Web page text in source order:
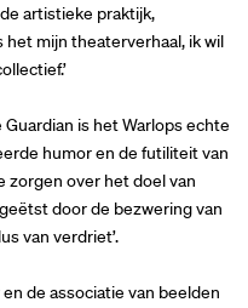
artistieke praktijk,
mijn theaterverhaal, ik wil
is het Warlops echte
humor en de futiliteit van
zorgen over het doel van
door de bezwering van
van verdriet’.
de associatie van beelden